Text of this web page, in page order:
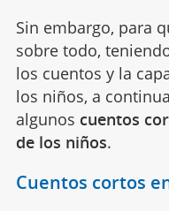
Sin embargo, para
sobre todo,
los cuentos y la
los niños, a
algunos cuentos
de los niños.
Cuentos cortos